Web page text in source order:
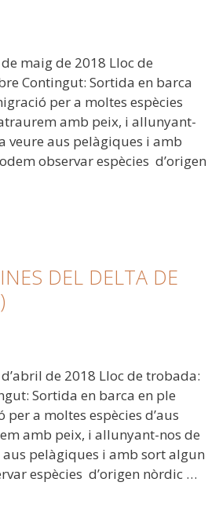
maig de 2018 Lloc de
Contingut: Sortida en barca
per a moltes espècies
amb peix, i allunyant-
veure aus pelàgiques i amb
observar espècies d’origen
DEL DELTA DE
de 2018 Lloc de trobada:
Sortida en barca en ple
a moltes espècies d’aus
amb peix, i allunyant-nos de
aus pelàgiques i amb sort algun
espècies d’origen nòrdic …